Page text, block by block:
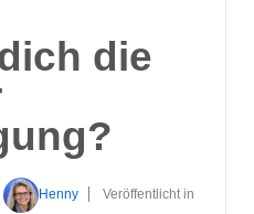
die
Henny
Veröffentlicht in